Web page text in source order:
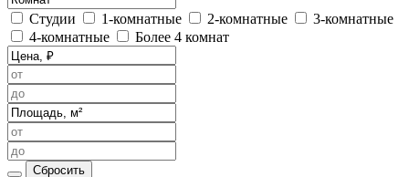
Студии 1-комнатные 2-комнатные
3-комнатные
4-комнатные
Более 4 комнат
Сбросить